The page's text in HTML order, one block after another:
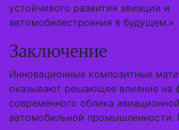
устойчивого развития авиации и
автомобилестроения в будущем.»
Заключение
Инновационные композитные
оказывают решающее влияние на
современного облика
автомобильной промышленности.